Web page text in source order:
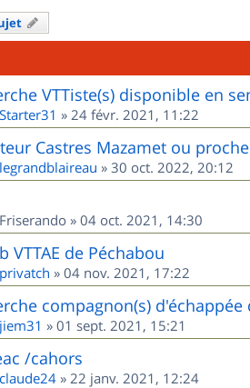
VTTiste(s) disponible en
Starter31 » 24 févr. 2021, 11:22
Castres Mazamet ou proche
legrandblaireau » 30 oct. 2022, 20:12
Friserando » 04 oct. 2021, 14:30
VTTAE de Péchabou
privatch » 04 nov. 2021, 17:22
compagnon(s)
jiem31 » 01 sept. 2021, 15:21
/cahors
claude24 » 22 janv. 2021, 12:24